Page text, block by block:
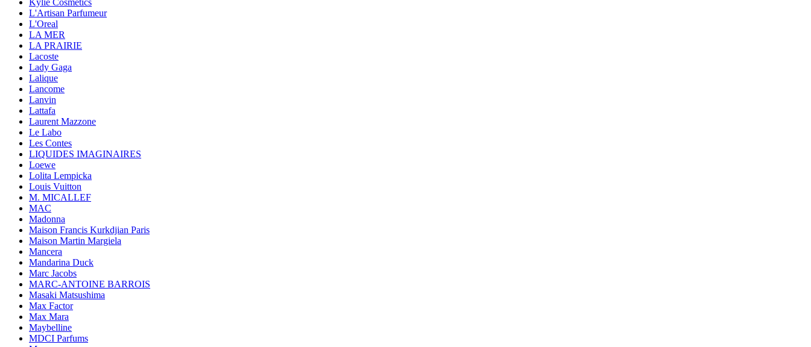
L'Artisan Parfumeur
L'Oreal
LA MER
LA PRAIRIE
Lacoste
Lady Gaga
Lalique
Lancome
Lanvin
Lattafa
Laurent Mazzone
Le Labo
Les Contes
LIQUIDES IMAGINAIRES
Loewe
Lolita Lempicka
Louis Vuitton
M. MICALLEF
MAC
Madonna
Maison Francis Kurkdjian Paris
Maison Martin Margiela
Mancera
Mandarina Duck
Marc Jacobs
MARC-ANTOINE BARROIS
Masaki Matsushima
Max Factor
Max Mara
Maybelline
MDCI Parfums